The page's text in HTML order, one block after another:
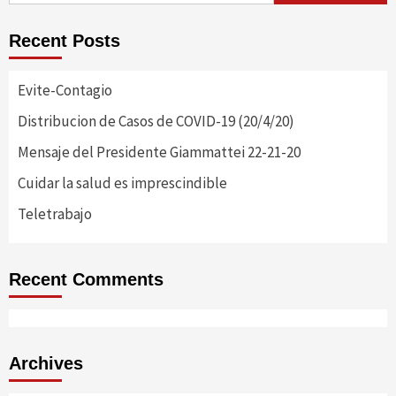
Recent Posts
Evite-Contagio
Distribucion de Casos de COVID-19 (20/4/20)
Mensaje del Presidente Giammattei 22-21-20
Cuidar la salud es imprescindible
Teletrabajo
Recent Comments
Archives